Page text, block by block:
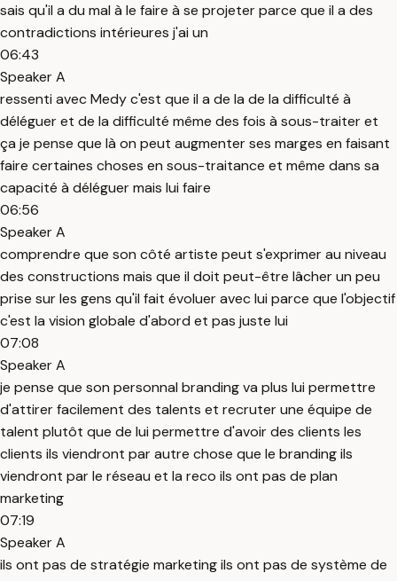
sais qu'il a du mal à le faire à se projeter parce que il a des
contradictions intérieures j'ai un
06:43
Speaker A
ressenti avec Medy c'est que il a de la de la difficulté à
déléguer et de la difficulté même des fois à sous-traiter et
ça je pense que là on peut augmenter ses marges en faisant
faire certaines choses en sous-traitance et même dans sa
capacité à déléguer mais lui faire
06:56
Speaker A
comprendre que son côté artiste peut s'exprimer au niveau
des constructions mais que il doit peut-être lâcher un peu
prise sur les gens qu'il fait évoluer avec lui parce que l'objectif
c'est la vision globale d'abord et pas juste lui
07:08
Speaker A
je pense que son personnal branding va plus lui permettre
d'attirer facilement des talents et recruter une équipe de
talent plutôt que de lui permettre d'avoir des clients les
clients ils viendront par autre chose que le branding ils
viendront par le réseau et la reco ils ont pas de plan
marketing
07:19
Speaker A
ils ont pas de stratégie marketing ils ont pas de système de